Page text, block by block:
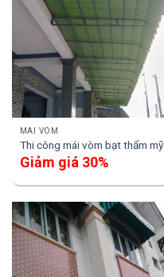
MÁI VÒM
Thi công mái vòm bạt thẩm mỹ
Giảm giá 30%